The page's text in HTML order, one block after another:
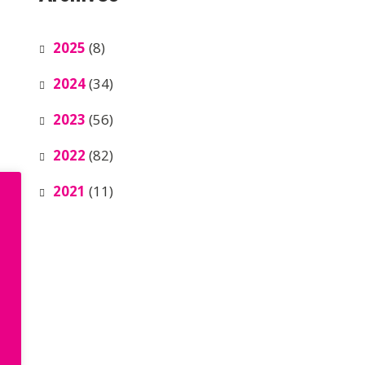
2025 (8)
2024(34)
2023 (56)
2022 (82)
2021 (11)